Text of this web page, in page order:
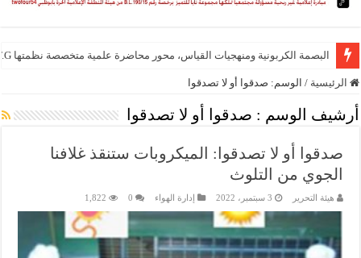
البصمة الكربونية ومنهجيات القياس، محور محاضرة علمية متخصصة نظمتها E.T.G
الرئيسية / الوسم: صدقوا أو لا تصدقوا
أرشيف الوسم : صدقوا أو لا تصدقوا
صدقوا أو لا تصدقوا: الميكروبات ستنقذ غلافنا
الجوي من التلوث
هيئة التحرير 3 سبتمبر، 2022 إدارة الهواء 0
1,822